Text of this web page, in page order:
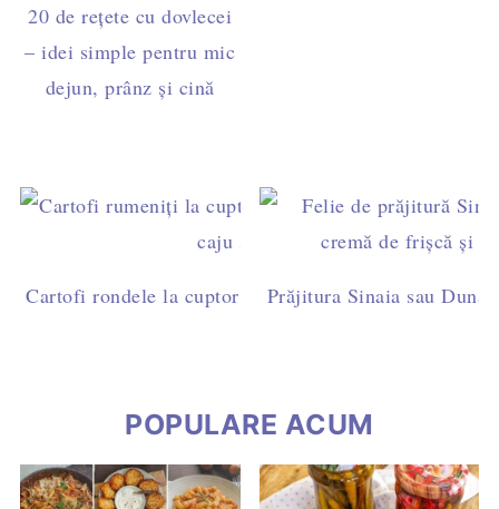
20 de rețete cu dovlecei
– idei simple pentru mic
dejun, prânz și cină
Cartofi rondele la cuptor cu pesto de busuioc și caju -
Prăjitura Sinaia sau
POPULARE ACUM